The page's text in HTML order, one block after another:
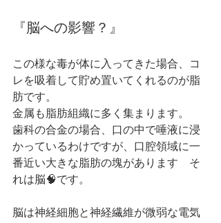
『脳への影響？』
この様な毒が体に入ってきた場合、コ
レを吸着して貯め置いてくれるのが脂
肪です。
金属も脂肪組織に多く集まります。
歯科の合金の場合、口の中で唾液に浸
かっているわけですが、口腔領域に一
番近い大きな脂肪の塊があります　そ
れは脳🧠です。
脳は神経細胞と神経繊維が微弱な電気